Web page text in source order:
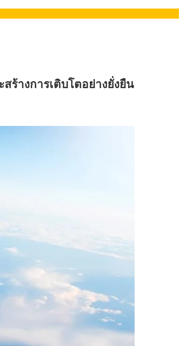
างการเติบโตอย่างยั่งยืน